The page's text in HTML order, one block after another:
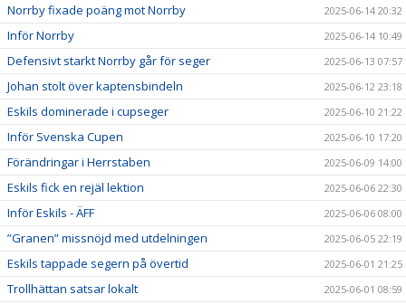
Norrby fixade poäng mot Norrby 2025-06-14 20:32
Inför Norrby 2025-06-14 10:49
Defensivt starkt Norrby går för seger 2025-06-13 07:57
Johan stolt över kaptensbindeln 2025-06-12 23:18
Eskils dominerade i cupseger 2025-06-10 21:22
Inför Svenska Cupen 2025-06-10 17:20
Förändringar i Herrstaben 2025-06-09 14:00
Eskils fick en rejäl lektion 2025-06-06 22:30
Inför Eskils - ÄFF 2025-06-06 08:00
”Granen” missnöjd med utdelningen 2025-06-05 22:19
Eskils tappade segern på övertid 2025-06-01 21:25
Trollhättan satsar lokalt 2025-06-01 08:59